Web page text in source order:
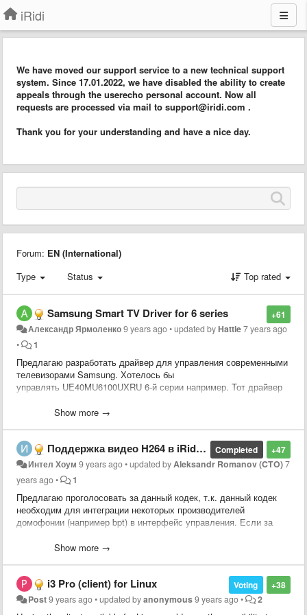
iRidi
We have moved our support service to a new technical support
system. Since 17.01.2022, we have disabled the ability to create
appeals through the userecho personal account. Now all
requests are processed via mail to support@iridi.com .
Thank you for your understanding and have a nice day.
Forum: EN (International)
Type
Status Top rated
+61
Samsung Smart TV Driver for 6 series
Александр Ярмоленко9 years ago•updated by Hattie7 years ago
•
1
Предлагаю разработать драйвер для управления современными
телевизорами Samsung. Хотелось бы
управлять UE40MU6100UXRU 6-й серии например. Тот драйвер
Show more →
+47
Completed
Поддержка видео H264 в iRidium
Интел Хоум 9 years ago•updated byAleksandr Romanov (CTO)7
years ago• 1
Предлагаю проголосовать за данный кодек, т.к. данный кодек
необходим для интеграции некоторых производителей
домофонии (например bpt) в интерфейс управления. Если за
повысится приоритет этой задачи и она будет решена быстрее
Show more →
+38
Voting
i3 Pro (client) for Linux
Post9 years ago•updated byanonymous9 years ago• 2